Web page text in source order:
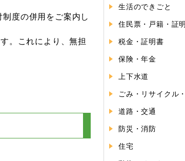
度の併用をご案内し
。これにより、無担
生活のできごと
住民票・戸籍・証
税金・証明書
保険・年金
上下水道
ごみ・リサイクル
道路・交通
防災・消防
住宅